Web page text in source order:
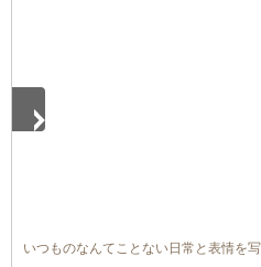
いつものなんてことない日常と表情を